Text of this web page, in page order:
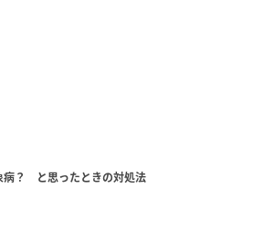
病？ と思ったときの対処法